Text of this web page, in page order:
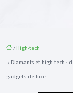
/High-tech
/ Diamants et high-tech :
gadgets de luxe